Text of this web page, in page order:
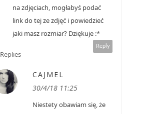
na zdjęciach, mogłabyś podać
link do tej ze zdjęć i powiedzieć
jaki masz rozmiar? Dziękuje :*
Reply
Replies
CAJMEL
30/4/18 11:25
Niestety obawiam się, że